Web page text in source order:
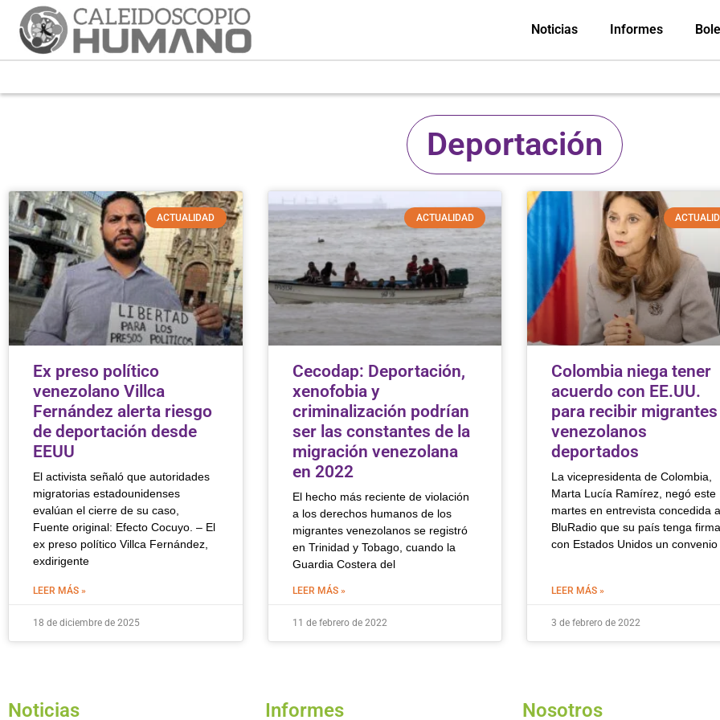
Noticias Informes
Deportación
ACTUALIDAD
Ex preso político
venezolano Villca
Fernández alerta riesgo
de deportación desde
EEUU
El activista señaló que autoridades
migratorias estadounidenses
evalúan el cierre de su caso,
Fuente original: Efecto Cocuyo. – El
ex preso político Villca Fernández,
exdirigente
LEER MÁS »
18 de diciembre de 2025
ACTUALIDAD
Cecodap: Deportación,
xenofobia y
criminalización podrían
ser las constantes de la
migración venezolana
en 2022
El hecho más reciente de violación
a los derechos humanos de los
migrantes venezolanos se registró
en Trinidad y Tobago, cuando la
Guardia Costera del
LEER MÁS »
11 de febrero de 2022
Colombia niega tener
acuerdo con EE.UU.
para recibir migrantes
venezolanos
deportados
La vicepresidenta de Colombia,
Marta Lucía Ramírez, negó este
martes en entrevista concedida a
BluRadio que su país tenga
con Estados Unidos un convenio
LEER MÁS »
3 de febrero de 2022
Noticias Informes Nosotros